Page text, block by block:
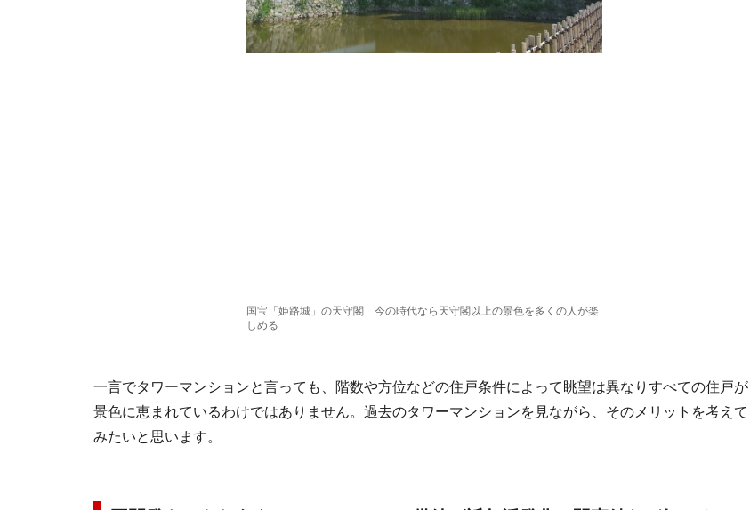
国宝「姫路城」の天守閣 今の時代なら天守閣以上の景色を多くの人が楽
しめる
一言でタワーマンションと言っても、階数や方位などの住戸条件によって眺望は異なりすべての住戸が
景色に恵まれているわけではありません。過去のタワーマンションを見ながら、そのメリットを考えて
みたいと思います。